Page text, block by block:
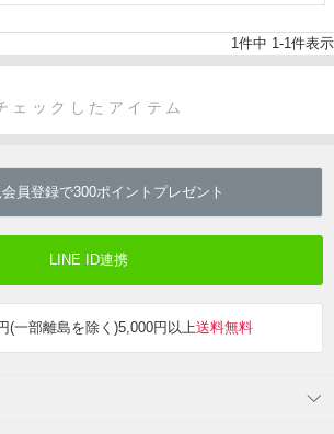
1 件中 1 -1 件表示
ェックしたアイテム
員登録で300ポイントプレゼント
LINE ID連携
(一部離島を除く)5,000円以上送料無料